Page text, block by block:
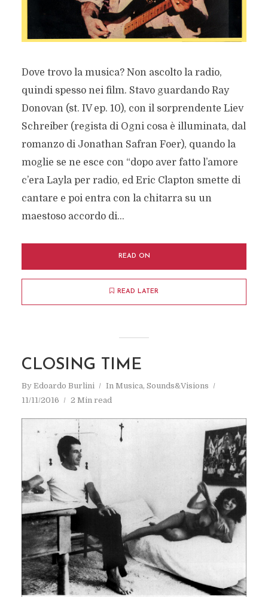
Dove trovo la musica? Non ascolto la radio,
quindi spesso nei film. Stavo guardando Ray
Donovan (st. IV ep. 10), con il sorprendente Liev
Schreiber (regista di Ogni cosa è illuminata, dal
romanzo di Jonathan Safran Foer), quando la
moglie se ne esce con “dopo aver fatto l’amore
c’era Layla per radio, ed Eric Clapton smette di
cantare e poi entra con la chitarra su un
maestoso accordo di...
READ ON
READ LATER
CLOSING TIME
By Edoardo Burlini In Musica, Sounds&Visions
11/11/2016
2 Min read